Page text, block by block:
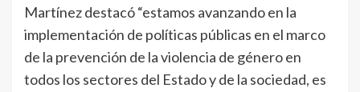
Martínez destacó “estamos avanzando en la
implementación de políticas públicas en el marco
de la prevención de la violencia de género en
todos los sectores del Estado y de la sociedad, es